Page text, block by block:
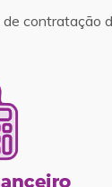
contratação